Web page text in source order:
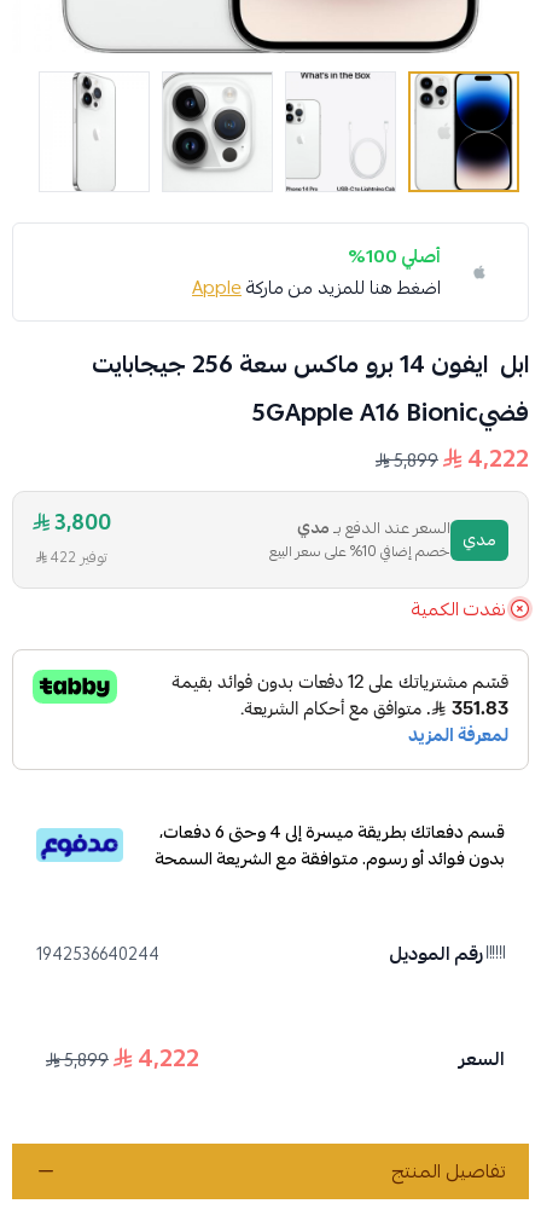
أصلي 100%
اضغط هنا للمزيد من ماركةApple
فضي‎‎5‎G‎‎Apple A16‎ Bionic‎
4,222
5,899
مدي السعر عند الدفع بـمدي
خصم إضافي 10% على سعر البيع
3,800
توفير 422
نفدت الكمية
قسم دفعاتك بطريقة ميسرة إلى 4 وحتى 6 دفعات،
بدون فوائد أو رسوم. متوافقة مع الشريعة السمحة
رقم الموديل 1942536640244
السعر 4,222
5,899
تفاصيل المنتج